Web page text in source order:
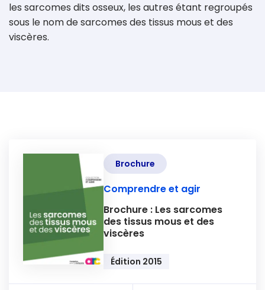
les sarcomes dits osseux, les autres étant regroupés
sous le nom de sarcomes des tissus mous et des
viscères.
Brochure : Les sarcomes
des tissus mous et des
viscères
Édition 2015
Brochure
Comprendre et agir